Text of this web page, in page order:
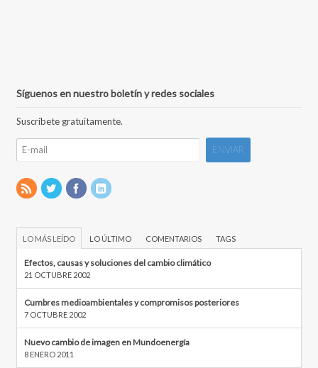
Síguenos en nuestro boletín y redes sociales
Suscríbete gratuitamente.
LO MÁS LEÍDO LO ÚLTIMO COMENTARIOS TAGS
Efectos, causas y soluciones del cambio climático
21 OCTUBRE 2002
Cumbres medioambientales y compromisos posteriores
7 OCTUBRE 2002
Nuevo cambio de imagen en Mundoenergía
8 ENERO 2011